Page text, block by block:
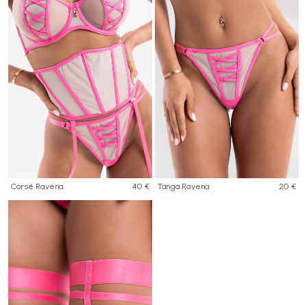
Corsé Ravena 40 € Tanga Ravena 20 €